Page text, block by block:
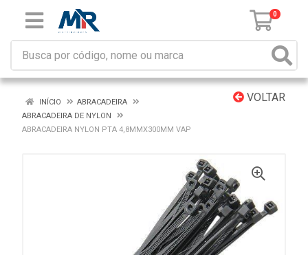
0
VOLTAR
INÍCIO
ABRACADEIRA
ABRACADEIRA DE NYLON
ABRACADEIRA NYLON PTA 4,8MMX300MM VAP